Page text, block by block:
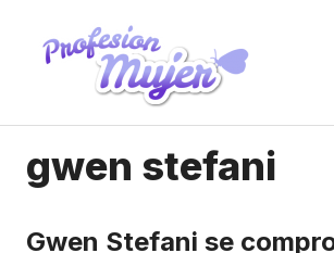
gwen stefani
Gwen Stefani se